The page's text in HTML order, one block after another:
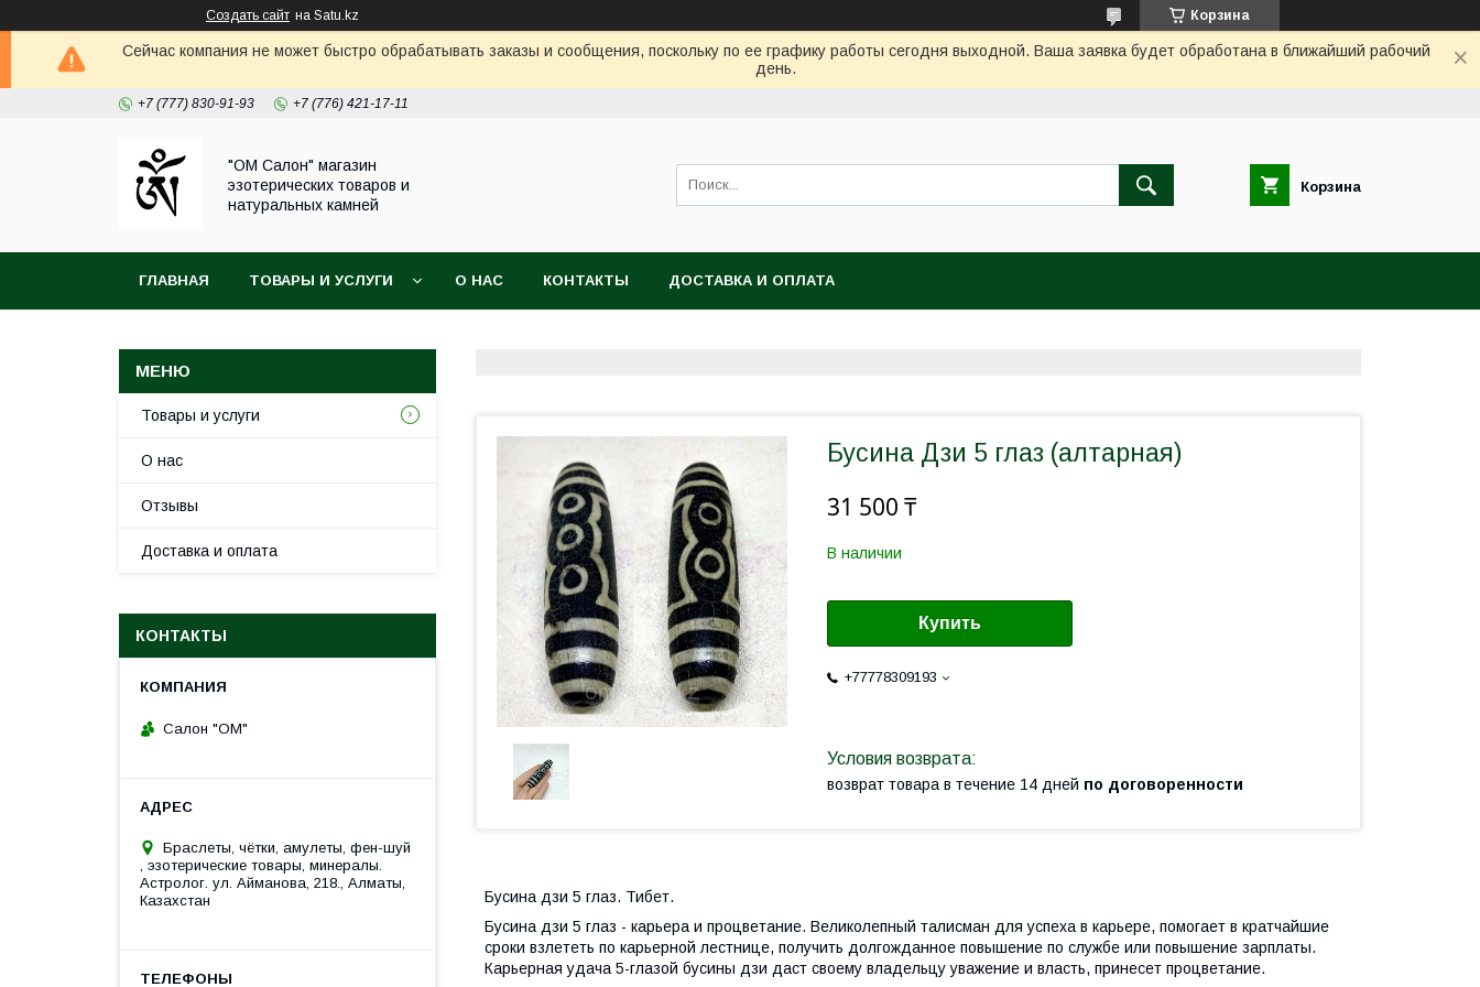
Создать сайт на Satu.kz Корзина
Сейчас компания не может быстро обрабатывать заказы и сообщения, поскольку по ее графику работы сегодня выходной. Ваша заявка будет обработана в ближайший рабочий
день.
+7 (777) 830-91-93 +7 (776) 421-17-11
"ОМ Салон" магазин
эзотерических товаров и
натуральных камней
Корзина
ГЛАВНАЯ ТОВАРЫ И УСЛУГИ О НАС КОНТАКТЫ ДОСТАВКА И ОПЛАТА
Бусина Дзи 5 глаз (алтарная)
31 500 ₸
В наличии
Купить
+77778309193
возврат товара в течение 14 дней по договоренности
Бусина дзи 5 глаз. Тибет.
Бусина дзи 5 глаз - карьера и процветание. Великолепный талисман для успеха в карьере, помогает в кратчайшие
сроки взлететь по карьерной лестнице, получить долгожданное повышение по службе или повышение зарплаты.
Карьерная удача 5-глазой бусины дзи даст своему владельцу уважение и власть, принесет процветание.
Товары и услуги
О нас
Отзывы
Доставка и оплата
КОНТАКТЫ
Салон "ОМ"
Браслеты, чётки, амулеты, фен-шуй
, эзотерические товары, минералы.
Астролог. ул. Айманова, 218., Алматы,
Казахстан